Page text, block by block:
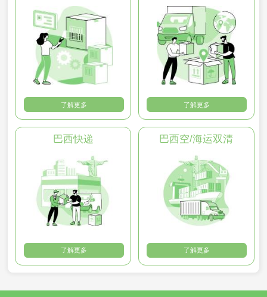
了解更多 了解更多
巴西快递
了解更多
巴西空/海运双清
了解更多